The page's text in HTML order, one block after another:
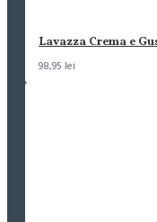
Lavazza Crema e
98,95 lei